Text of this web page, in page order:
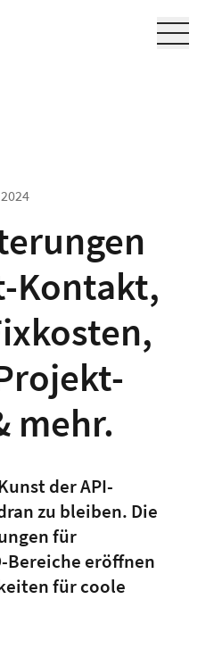
Kontakt,
mehr.
der API-
zu bleiben. Die
für
Bereiche eröffnen
für coole